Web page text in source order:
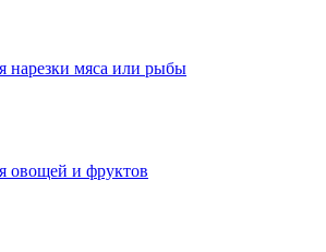
нарезки мяса или рыбы
овощей и фруктов